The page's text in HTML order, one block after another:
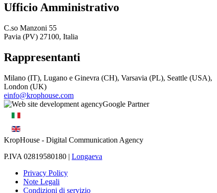
Ufficio Amministrativo
C.so Manzoni 55
Pavia (PV) 27100, Italia
Rappresentanti
Milano (IT), Lugano e Ginevra (CH), Varsavia (PL), Seattle (USA),
London (UK)
einfo@krophouse.com
KropHouse - Digital Communication Agency
P.IVA 02819580180 | Longaeva
Privacy Policy
Note Legali
Condizioni di servizio